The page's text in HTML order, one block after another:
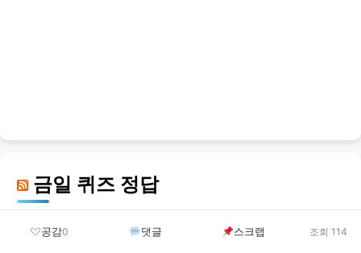
금일 퀴즈 정답
결혼이민자 역량강화지원 신청 방법 및 혜택 안내 총
공감0 댓글 스크랩 조회 114